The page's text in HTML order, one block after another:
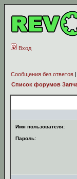
Вход
Сообщения без ответов |
Список форумов
Имя пользователя:
Пароль: